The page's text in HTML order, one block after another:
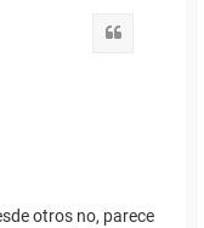
otros no, parece